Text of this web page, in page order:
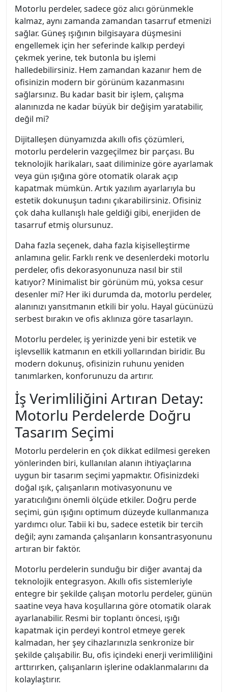
Motorlu perdeler, sadece göz alıcı görünmekle
kalmaz, aynı zamanda zamandan tasarruf etmenizi
sağlar. Güneş ışığının bilgisayara düşmesini
engellemek için her seferinde kalkıp perdeyi
çekmek yerine, tek butonla bu işlemi
halledebilirsiniz. Hem zamandan kazanır hem de
ofisinizin modern bir görünüm kazanmasını
sağlarsınız. Bu kadar basit bir işlem, çalışma
alanınızda ne kadar büyük bir değişim yaratabilir,
değil mi?
Dijitalleşen dünyamızda akıllı ofis çözümleri,
motorlu perdelerin vazgeçilmez bir parçası. Bu
teknolojik harikaları, saat diliminize göre ayarlamak
veya gün ışığına göre otomatik olarak açıp
kapatmak mümkün. Artık yazılım ayarlarıyla bu
estetik dokunuşun tadını çıkarabilirsiniz. Ofisiniz
çok daha kullanışlı hale geldiği gibi, enerjiden de
tasarruf etmiş olursunuz.
Daha fazla seçenek, daha fazla kişiselleştirme
anlamına gelir. Farklı renk ve desenlerdeki motorlu
perdeler, ofis dekorasyonunuza nasıl bir stil
katıyor? Minimalist bir görünüm mü, yoksa cesur
desenler mi? Her iki durumda da, motorlu perdeler,
alanınızı yansıtmanın etkili bir yolu. Hayal gücünüzü
serbest bırakın ve ofis aklınıza göre tasarlayın.
Motorlu perdeler, iş yerinizde yeni bir estetik ve
işlevsellik katmanın en etkili yollarından biridir. Bu
modern dokunuş, ofisinizin ruhunu yeniden
tanımlarken, konforunuzu da artırır.
İş Verimliliğini Artıran Detay:
Motorlu Perdelerde Doğru
Tasarım Seçimi
Motorlu perdelerin en çok dikkat edilmesi gereken
yönlerinden biri, kullanılan alanın ihtiyaçlarına
uygun bir tasarım seçimi yapmaktır. Ofisinizdeki
doğal ışık, çalışanların motivasyonunu ve
yaratıcılığını önemli ölçüde etkiler. Doğru perde
seçimi, gün ışığını optimum düzeyde kullanmanıza
yardımcı olur. Tabii ki bu, sadece estetik bir tercih
değil; aynı zamanda çalışanların konsantrasyonunu
artıran bir faktör.
Motorlu perdelerin sunduğu bir diğer avantaj da
teknolojik entegrasyon. Akıllı ofis sistemleriyle
entegre bir şekilde çalışan motorlu perdeler, günün
saatine veya hava koşullarına göre otomatik olarak
ayarlanabilir. Resmi bir toplantı öncesi, ışığı
kapatmak için perdeyi kontrol etmeye gerek
kalmadan, her şey cihazlarınızla senkronize bir
şekilde çalışabilir. Bu, ofis içindeki enerji verimliliğini
arttırırken, çalışanların işlerine odaklanmalarını da
kolaylaştırır.